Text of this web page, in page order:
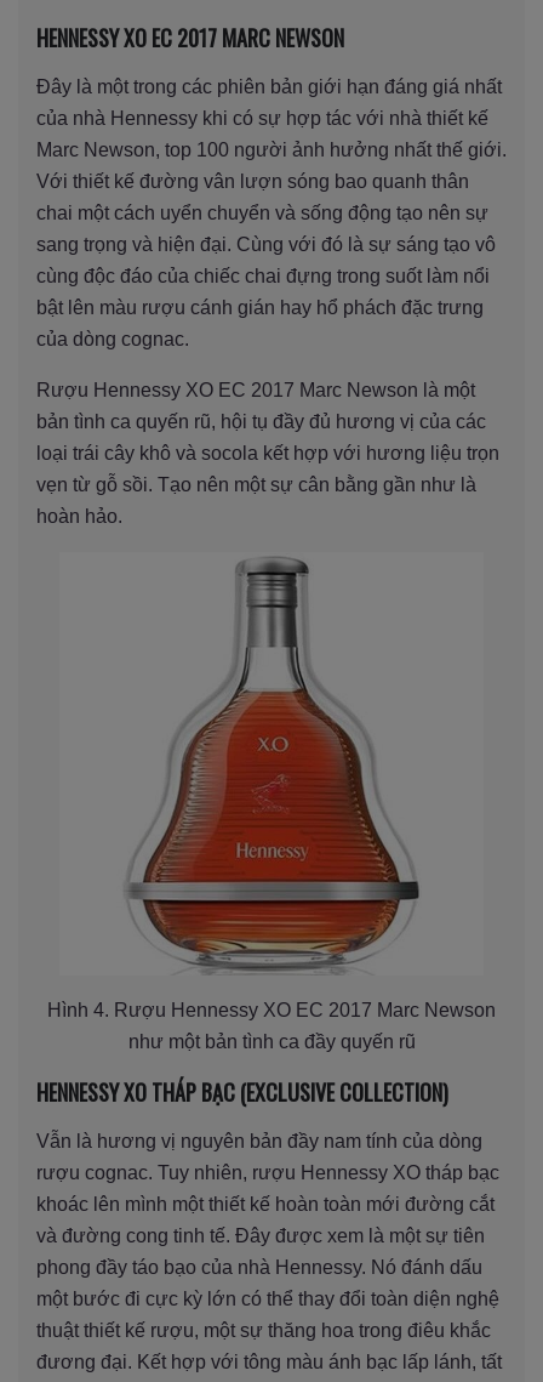
HENNESSY XO EC 2017 MARC NEWSON
Đây là một trong các phiên bản giới hạn đáng giá nhất
của nhà Hennessy khi có sự hợp tác với nhà thiết kế
Marc Newson, top 100 người ảnh hưởng nhất thế giới.
Với thiết kế đường vân lượn sóng bao quanh thân
chai một cách uyển chuyển và sống động tạo nên sự
sang trọng và hiện đại. Cùng với đó là sự sáng tạo vô
cùng độc đáo của chiếc chai đựng trong suốt làm nổi
bật lên màu rượu cánh gián hay hổ phách đặc trưng
của dòng cognac.
Rượu Hennessy XO EC 2017 Marc Newson là một
bản tình ca quyến rũ, hội tụ đầy đủ hương vị của các
loại trái cây khô và socola kết hợp với hương liệu trọn
vẹn từ gỗ sồi. Tạo nên một sự cân bằng gần như là
hoàn hảo.
Hình 4. Rượu Hennessy XO EC 2017 Marc Newson
như một bản tình ca đầy quyến rũ
HENNESSY XO THÁP BẠC (EXCLUSIVE COLLECTION)
Vẫn là hương vị nguyên bản đầy nam tính của dòng
rượu cognac. Tuy nhiên, rượu Hennessy XO tháp bạc
khoác lên mình một thiết kế hoàn toàn mới đường cắt
và đường cong tinh tế. Đây được xem là một sự tiên
phong đầy táo bạo của nhà Hennessy. Nó đánh dấu
một bước đi cực kỳ lớn có thể thay đổi toàn diện nghệ
thuật thiết kế rượu, một sự thăng hoa trong điêu khắc
đương đại. Kết hợp với tông màu ánh bạc lấp lánh, tất